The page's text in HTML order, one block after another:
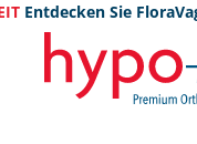
Entdecken Sie FloraVag